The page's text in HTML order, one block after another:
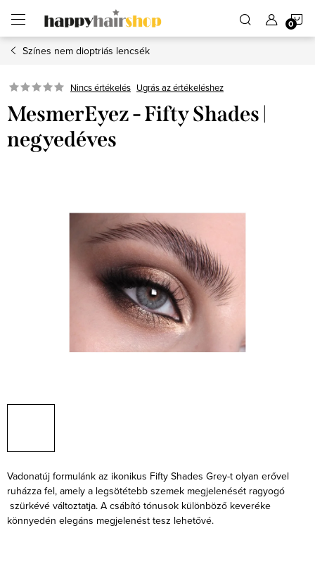
fő
tartalomhoz
Színes nem dioptriás lencsék
Nincs értékelés Ugrás az értékeléshez
MesmerEyez - Fifty Shades |
negyedéves
Vadonatúj formulánk az ikonikus Fifty Shades Grey-t olyan erővel
ruházza fel, amely a legsötétebb szemek megjelenését ragyogó
szürkévé változtatja. A csábító tónusok különböző keveréke
könnyedén elegáns megjelenést tesz lehetővé.